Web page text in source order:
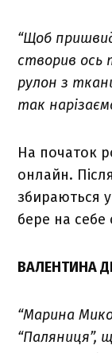
“Щоб
створив ось
рулон з
так
На початок
онлайн.
збираються
бере на
ВАЛЕНТИНА
“Марина
“Паляниця”,